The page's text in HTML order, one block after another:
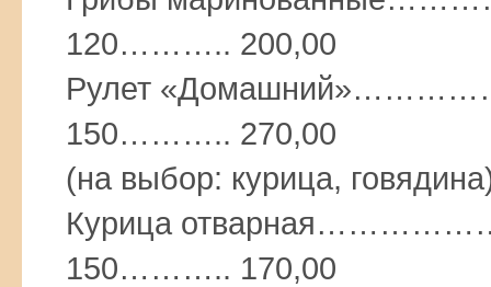
120……….. 200,00
Рулет
150……….. 270,00
(на выбор: курица,
Курица
150……….. 170,00